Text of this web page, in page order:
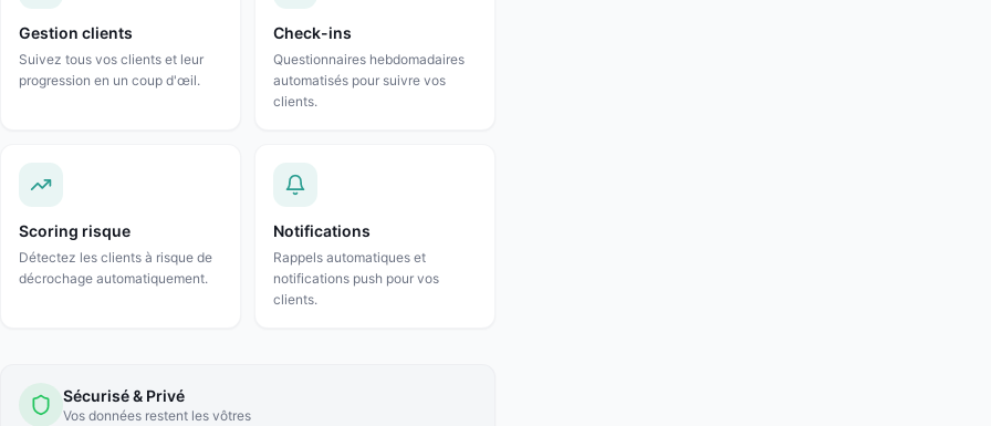
Gestion clients
Suivez tous vos clients et leur
progression en un coup d'œil.
Check-ins
Questionnaires hebdomadaires
automatisés pour suivre vos
clients.
Scoring risque
Détectez les clients à risque de
décrochage automatiquement.
Notifications
Rappels automatiques et
notifications push pour vos
clients.
Sécurisé & Privé
Vos données restent les vôtres